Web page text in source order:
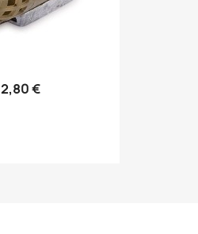
2,80 €